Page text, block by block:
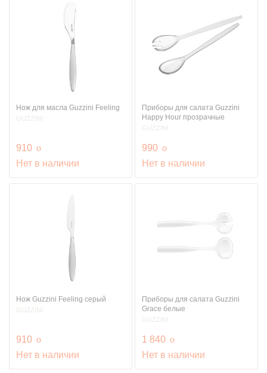
Нож для масла Guzzini Feeling
GUZZINI
910 руб.
o
Нет в наличии
Приборы для салата Guzzini
Happy Hour прозрачные
GUZZINI
990 руб.
o
Нет в наличии
Нож Guzzini Feeling серый
GUZZINI
910 руб.
o
Нет в наличии
Приборы для салата Guzzini
Grace белые
GUZZINI
1 840 руб.
o
Нет в наличии